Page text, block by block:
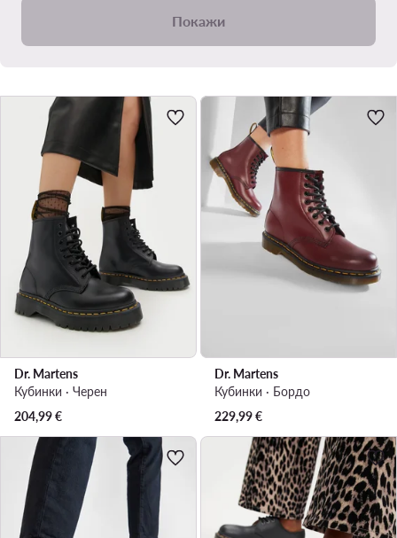
Покажи
Dr. Martens
Кубинки · Черен
204,99€
Dr. Martens
Кубинки · Бордо
229,99€